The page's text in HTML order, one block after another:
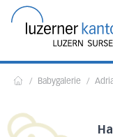
/ Babygalerie /